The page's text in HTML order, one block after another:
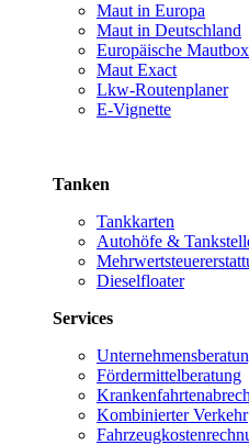
Maut in Europa
Maut in Deutschland
Europäische
Maut Exact
Lkw-Routenplaner
E-Vignette
Tanken
Tankkarten
Autohöfe &
Dieselfloater
Services
Fördermittelberatung
Kombinierter Verkehr